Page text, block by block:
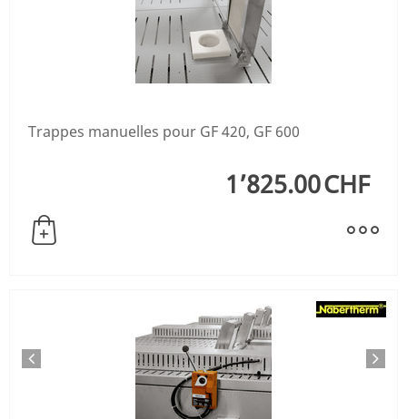
Trappes manuelles pour GF 420, GF 600
1’825.00CHF